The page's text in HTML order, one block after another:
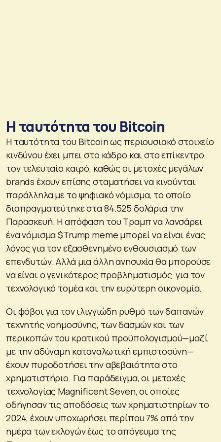
Η ταυτότητα του Bitcoin
Η ταυτότητα του Bitcoin ως περιουσιακό στοιχείο
κινδύνου έχει μπει στο κάδρο και στο επίκεντρο
τον τελευταίο καιρό, καθώς οι μετοχές μεγάλων
brands έχουν επίσης σταματήσει να κινούνται
παράλληλα με το ψηφιακό νόμισμα, το οποίο
διαπραγματεύτηκε στα 84.525 δολάρια την
Παρασκευή. Η απόφαση του Τραμπ να λανσάρει
ένα νόμισμα $Trump meme μπορεί να είναι ένας
λόγος για τον εξασθενημένο ενθουσιασμό των
επενδυτών. Αλλά μια άλλη ανησυχία θα μπορούσε
να είναι ο γενικότερος προβληματισμός για τον
τεχνολογικό τομέα και την ευρύτερη οικονομία.
Οι φόβοι για τον ιλιγγιώδη ρυθμό των δαπανών
τεχνητής νοημοσύνης, των δασμών και των
περικοπών του κρατικού προϋπολογισμού—μαζί
με την αδύναμη καταναλωτική εμπιστοσύνη—
έχουν πυροδοτήσει την αβεβαιότητα στο
χρηματιστήριο. Για παράδειγμα, οι μετοχές
τεχνολογίας Magnificent Seven, οι οποίες
οδήγησαν τις αποδόσεις των χρηματιστηρίων το
2024, έχουν υποχωρήσει περίπου 7% από την
ημέρα των εκλογών έως το απόγευμα της